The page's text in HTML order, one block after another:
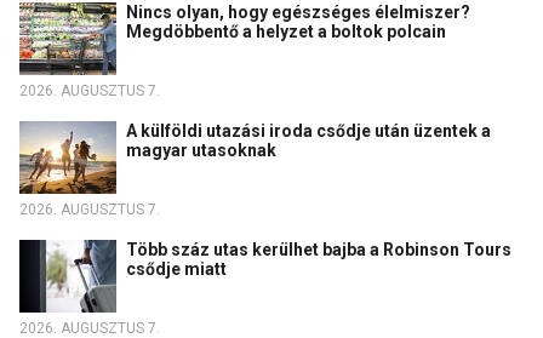
Nincs olyan, hogy egészséges élelmiszer?
Megdöbbentő a helyzet a boltok polcain
2026. AUGUSZTUS 7.
A külföldi utazási iroda csődje után üzentek a
magyar utasoknak
2026. AUGUSZTUS 7.
Több száz utas kerülhet bajba a Robinson Tours
csődje miatt
2026. AUGUSZTUS 7.